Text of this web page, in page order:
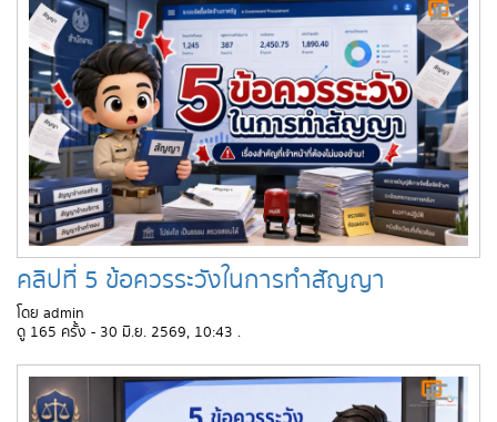
คลิปที่ 5 ข้อควรระวังในการทำสัญญา
โดย admin
ดู 165 ครั้ง - 30 มิ.ย. 2569, 10:43 .